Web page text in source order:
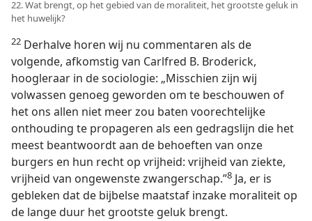
22. Wat brengt, op het gebied van de moraliteit, het grootste geluk in
het huwelijk?
22 Derhalve horen wij nu commentaren als de
volgende, afkomstig van Carlfred B. Broderick,
hoogleraar in de sociologie: „Misschien zijn wij
volwassen genoeg geworden om te beschouwen of
het ons allen niet meer zou baten voorechtelijke
onthouding te propageren als een gedragslijn die het
meest beantwoordt aan de behoeften van onze
burgers en hun recht op vrijheid: vrijheid van ziekte,
vrijheid van ongewenste zwangerschap.”8 Ja, er is
gebleken dat de bijbelse maatstaf inzake moraliteit op
de lange duur het grootste geluk brengt.